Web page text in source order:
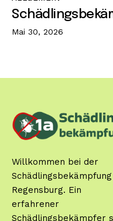
Mai 30, 2026
Willkommen bei der
Schädlingsbekämpfung
Regensburg. Ein
erfahrener
Schädlingsbekämpfer